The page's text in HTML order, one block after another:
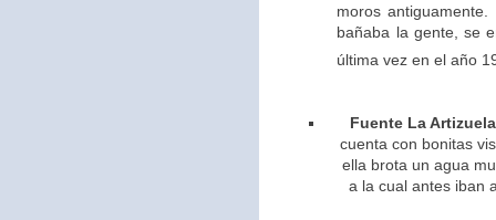
moros
bañaba la gente, se
última vez en el año
Fuente La
cuenta con bonitas
ella brota un agua
a la cual antes iban